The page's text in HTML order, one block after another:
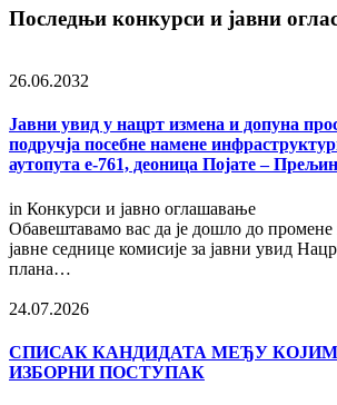
Последњи конкурси и јавни
26.06.2032
Јавни увид у нацрт измена и допуна
подручја посебне намене
аутопута е-761, деоница Појате –
in Конкурси и јавно оглашавање
Обавештавамо вас да је дошло до
јавне седнице комисије за јавни увид
плана…
24.07.2026
СПИСАК КАНДИДАТА МЕЂУ
ИЗБОРНИ ПОСТУПАК